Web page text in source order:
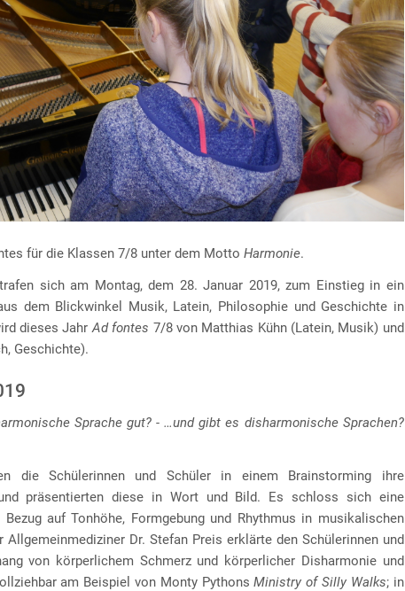
für die Klassen 7/8 unter dem MottoHarmonie.
sich am Montag, dem 28. Januar 2019, zum Einstieg in ein
dem Blickwinkel Musik, Latein, Philosophie und Geschichte in
dieses Jahr Ad fontes 7/8 von Matthias Kühn (Latein, Musik) und
Geschichte).
Sprache gut? - …und gibt es disharmonische Sprachen?
die Schülerinnen und Schüler in einem Brainstorming ihre
präsentierten diese in Wort und Bild. Es schloss sich eine
auf Tonhöhe, Formgebung und Rhythmus in musikalischen
Dr. Stefan Preis erklärte den Schülerinnen und
von körperlichem Schmerz und körperlicher Disharmonie und
am Beispiel von Monty PythonsMinistry of Silly Walks; in